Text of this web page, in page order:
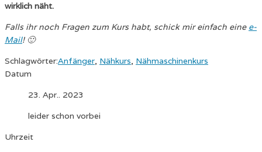
wirklich näht.
Falls ihr noch Fragen zum Kurs habt, schick mir einfach eine e-
Mail! 🙂
Schlagwörter:Anfänger, Nähkurs, Nähmaschinenkurs
Datum
23. Apr.. 2023
leider schon vorbei
Uhrzeit